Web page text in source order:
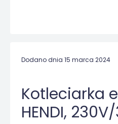
Dodano dnia 15 marca 2024
Kotleciarka
HENDI,